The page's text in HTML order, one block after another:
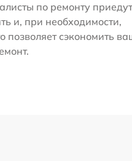
по ремонту
и, при необходимости,
позволяет сэкономить